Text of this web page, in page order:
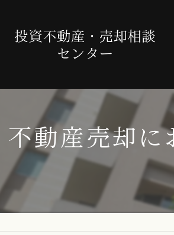
不動産売却に